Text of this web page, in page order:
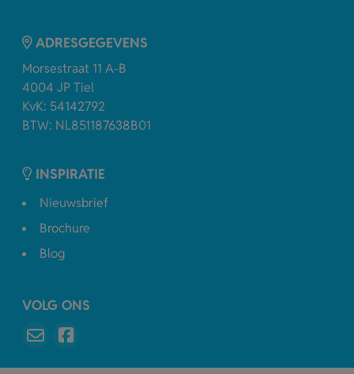
ADRESGEGEVENS
Morsestraat 11 A-B
4004 JP Tiel
KvK: 54142792
BTW: NL851187638B01
INSPIRATIE
Nieuwsbrief
Brochure
Blog
VOLG ONS